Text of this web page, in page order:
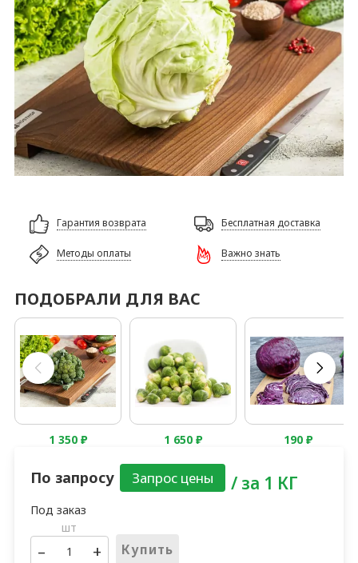
Гарантия возврата Бесплатная доставка
Методы оплаты Важно знать
ПОДОБРАЛИ ДЛЯ ВАС
1 350₽ 1 650₽ 190₽
По запросу / за 1 КГ
шт
– + Купить